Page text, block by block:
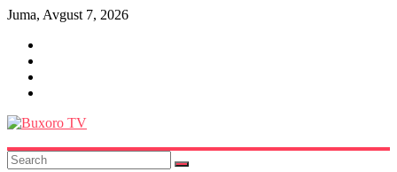
Skip
content
Juma, Avgust 7, 2026
Buxoro